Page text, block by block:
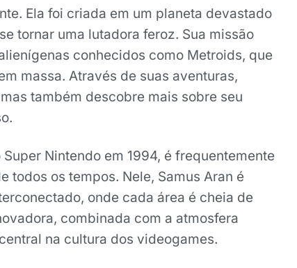
Ela foi criada em um planeta devastado
tornar uma lutadora feroz. Sua missão
conhecidos como Metroids, que
massa. Através de suas aventuras,
também descobre mais sobre seu
Nintendo em 1994, é frequentemente
todos os tempos. Nele, Samus Aran é
onde cada área é cheia de
combinada com a atmosfera
na cultura dos videogames.